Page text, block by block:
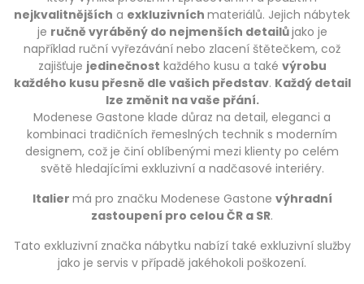
nejkvalitnějších a exkluzivních materiálů. Jejich nábytek
je ručně vyráběný do nejmenších detailůjako je
například ruční vyřezávání nebo zlacení štětečkem, což
zajišťuje jedinečnost každého kusu a také výrobu
každého kusu přesně dle vašich představ. Každý detail
lze změnit na vaše přání.
Modenese Gastone klade důraz na detail, eleganci a
kombinaci tradičních řemeslných technik s moderním
designem, což je činí oblíbenými mezi klienty po celém
světě hledajícími exkluzivní a nadčasové interiéry.
Italier má pro značku Modenese Gastone výhradní
zastoupení pro celou ČR a SR.
Tato exkluzivní značka nábytku nabízí také exkluzivní služby
jako je servis v případě jakéhokoli poškození.